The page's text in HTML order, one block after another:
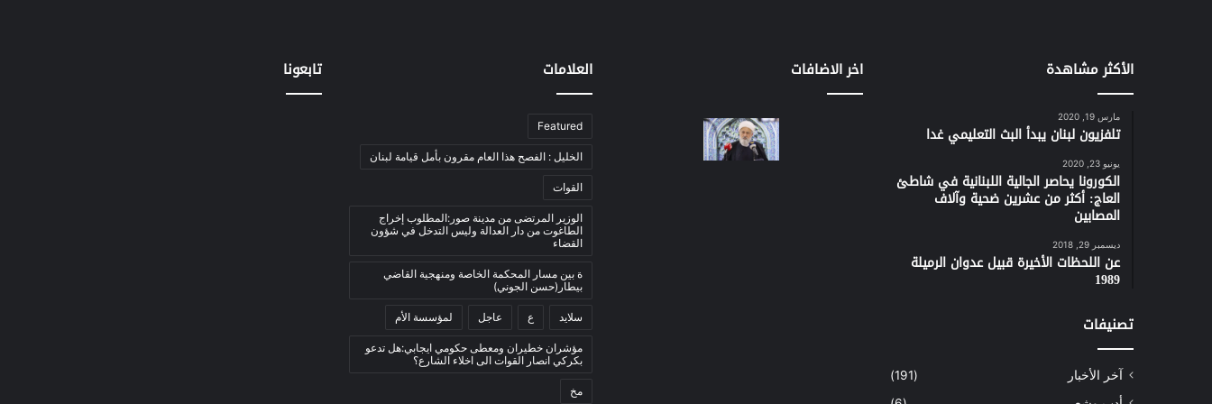
الأكثر مشاهدة
مارس 19, 2020
تلفزيون لبنان يبدأ البث التعليمي غدا
يونيو 23, 2020
الكورونا يحاصر الجالية اللبنانية في شاطئ
العاج: أكثر من عشرين ضحية وآلاف
المصابين
ديسمبر 29, 2018
عن اللحظات الأخيرة قبيل عدوان الرميلة
1989
تصنيفات
آخر الأخبار
(191)
اخر الاضافات العلامات
Featured
الخليل : الفصح هذا العام مقرون بأمل قيامة لبنان
القوات
الوزير المرتضى من مدينة صور:المطلوب إخراج
الطاغوت من دار العدالة وليس التدخل في شؤون
القضاء
ة بين مسار المحكمة الخاصة ومنهجية القاضي
بيطار(حسن الجوني)
سلايد ع عاجل لمؤسسة الأم
مؤشران خطيران ومعطى حكومي ايجابي:هل تدعو
بكركي انصار القوات الى اخلاء الشارع؟
مخ
تابعونا